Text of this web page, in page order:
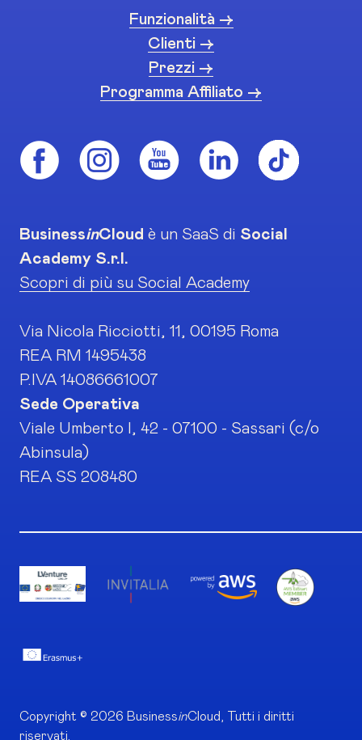
Funzionalità ->
Clienti ->
Prezzi ->
Programma Affiliato ->
BusinessinCloud è un SaaS di Social
Academy S.r.l.
Scopri di più su Social Academy
Via Nicola Ricciotti, 11, 00195 Roma
REA RM 1495438
P.IVA 14086661007
Sede Operativa
Viale Umberto I, 42 - 07100 - Sassari (c/o
Abinsula)
REA SS 208480
Copyright © 2026 BusinessinCloud, Tutti i diritti
riservati.